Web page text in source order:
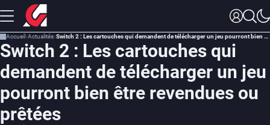
Accueil Actualités Switch 2 : Les cartouches qui demandent de télécharger un jeu pourront bien être revendues ou prêtées
Switch 2 : Les cartouches qui
demandent de télécharger un jeu
pourront bien être revendues ou
prêtées